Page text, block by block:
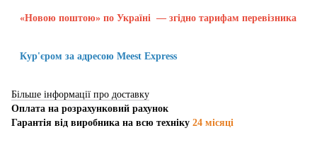
«Новою поштою» по Україні — згідно тарифам перевізника
Кур'єром за адресою Meest Express
Більше інформації про доставку
Оплата на розрахунковий рахунок
Гарантія від виробника на всю техніку 24 місяці